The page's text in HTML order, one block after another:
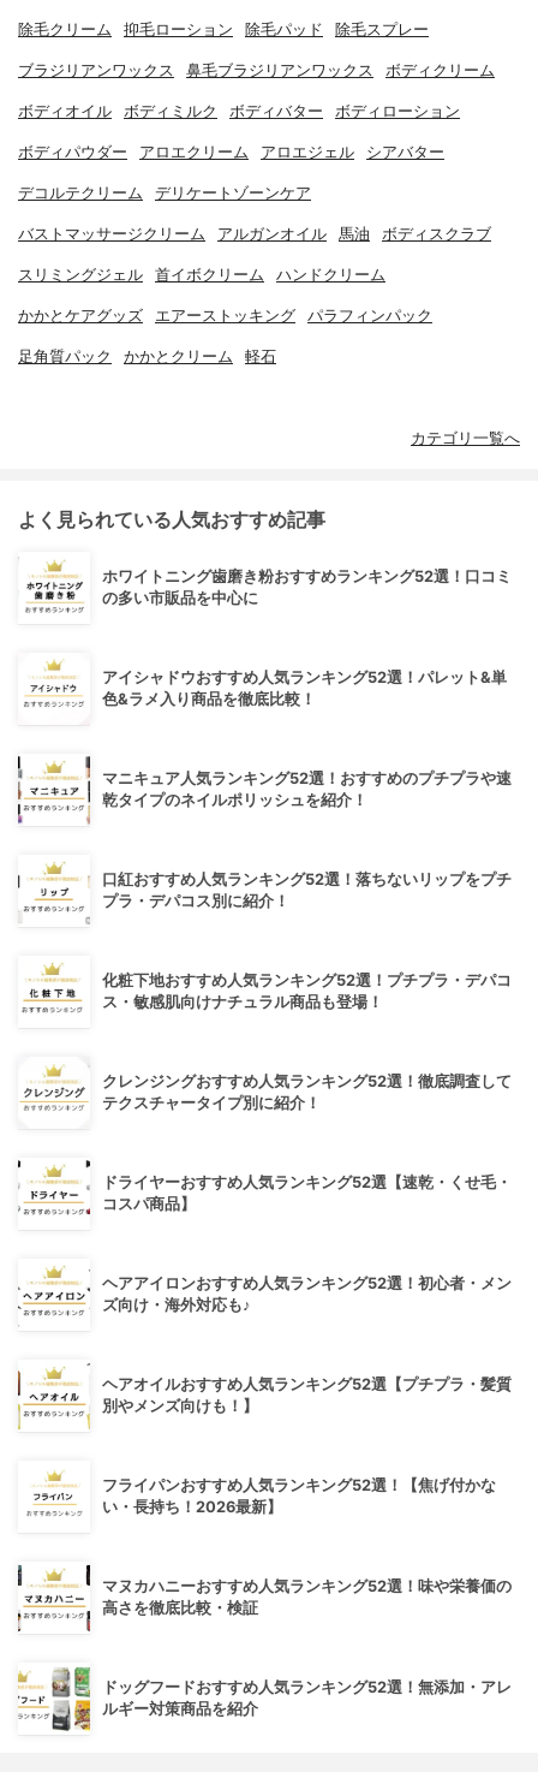
除毛クリーム 抑毛ローション 除毛パッド 除毛スプレー
ブラジリアンワックス 鼻毛ブラジリアンワックス ボディクリーム
ボディオイル ボディミルク ボディバター ボディローション
ボディパウダー アロエクリーム アロエジェル シアバター
デコルテクリーム デリケートゾーンケア
バストマッサージクリーム アルガンオイル 馬油 ボディスクラブ
スリミングジェル 首イボクリーム ハンドクリーム
かかとケアグッズ エアーストッキング パラフィンパック
足角質パック かかとクリーム 軽石
カテゴリ一覧へ
よく見られている人気おすすめ記事
ホワイトニング歯磨き粉おすすめランキング52選！口コミ
の多い市販品を中心に
アイシャドウおすすめ人気ランキング52選！パレット&単
色&ラメ入り商品を徹底比較！
マニキュア人気ランキング52選！おすすめのプチプラや速
乾タイプのネイルポリッシュを紹介！
口紅おすすめ人気ランキング52選！落ちないリップをプチ
プラ・デパコス別に紹介！
化粧下地おすすめ人気ランキング52選！プチプラ・デパコ
ス・敏感肌向けナチュラル商品も登場！
クレンジングおすすめ人気ランキング52選！徹底調査して
テクスチャータイプ別に紹介！
ドライヤーおすすめ人気ランキング52選【速乾・くせ毛・
コスパ商品】
ヘアアイロンおすすめ人気ランキング52選！初心者・メン
ズ向け・海外対応も♪
ヘアオイルおすすめ人気ランキング52選【プチプラ・髪質
別やメンズ向けも！】
フライパンおすすめ人気ランキング52選！【焦げ付かな
い・長持ち！2026最新】
マヌカハニーおすすめ人気ランキング52選！味や栄養価の
高さを徹底比較・検証
ドッグフードおすすめ人気ランキング52選！無添加・アレ
ルギー対策商品を紹介